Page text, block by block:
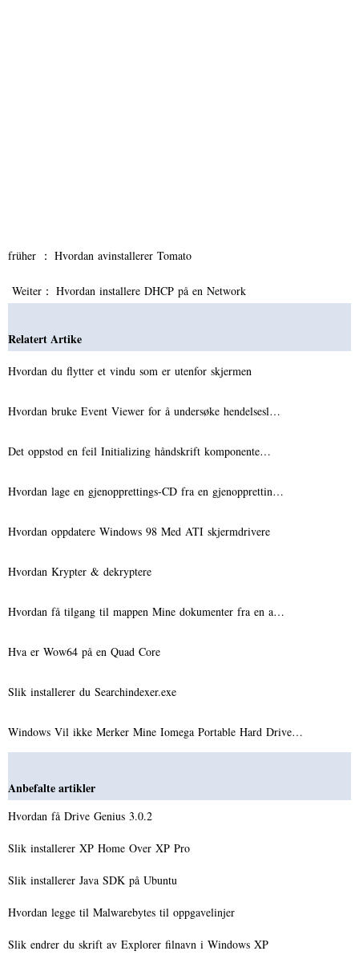
früher ： Hvordan avinstallerer Tomato
Weiter： Hvordan installere DHCP på en Network
Relatert Artike
Hvordan du flytter et vindu som er utenfor skjermen
Hvordan bruke Event Viewer for å undersøke hendelsesl…
Det oppstod en feil Initializing håndskrift komponente…
Hvordan lage en gjenopprettings-CD fra en gjenopprettin…
Hvordan oppdatere Windows 98 Med ATI skjermdrivere
Hvordan Krypter & dekryptere
Hvordan få tilgang til mappen Mine dokumenter fra en a…
Hva er Wow64 på en Quad Core
Slik installerer du Searchindexer.exe
Windows Vil ikke Merker Mine Iomega Portable Hard Drive…
Anbefalte artikler
Hvordan få Drive Genius 3.0.2
Slik installerer XP Home Over XP Pro
Slik installerer Java SDK på Ubuntu
Hvordan legge til Malwarebytes til oppgavelinjer
Slik endrer du skrift av Explorer filnavn i Windows XP